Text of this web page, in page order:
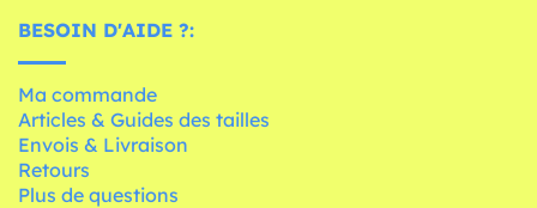
BESOIN D'AIDE ?:
Ma commande
Articles & Guides des tailles
Envois & Livraison
Retours
Plus de questions